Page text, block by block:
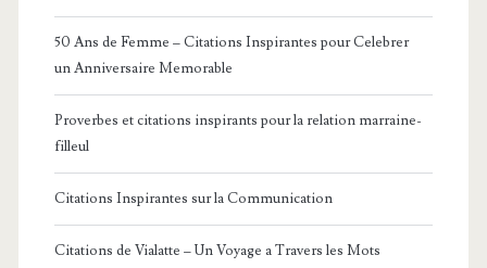
50 Ans de Femme – Citations Inspirantes pour Celebrer
un Anniversaire Memorable
Proverbes et citations inspirants pour la relation marraine-
filleul
Citations Inspirantes sur la Communication
Citations de Vialatte – Un Voyage a Travers les Mots